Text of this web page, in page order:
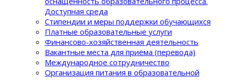
Доступная среда
Стипендии и меры поддержки обучающихся
Платные образовательные услуги
Финансово-хозяйственная деятельность
Вакантные места для приёма (перевода)
Международное сотрудничество
Организация питания в образовательной